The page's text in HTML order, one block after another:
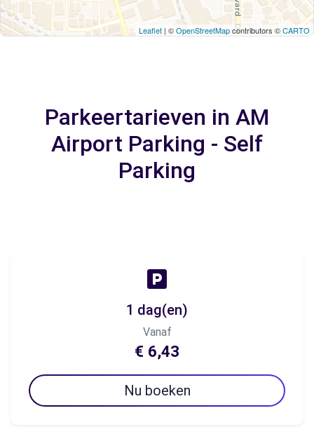
Leaflet | ©OpenStreetMapcontributors ©CARTO
Parkeertarieven in AM
Airport Parking - Self
Parking
1 dag(en)
Vanaf
€ 6,43
Nu boeken